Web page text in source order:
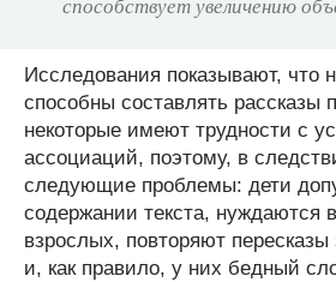
Исследования показывают, что
способны составлять рассказы
некоторые имеют трудности с
ассоциаций, поэтому, в
следующие проблемы: дети
содержании текста, нуждаются
взрослых, повторяют пересказы
и, как правило, у них бедный